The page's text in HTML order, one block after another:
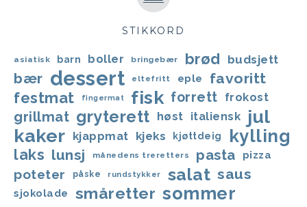
STIKKORD
asiatisk barn boller bringebær brød budsjett
bær dessert eltefritt eple favoritt
festmat fingermat fisk forrett frokost
grillmat gryterett høst italiensk
jul
kaker kjappmat kjeks kjøttdeig kylling
laks lunsj månedens treretters pasta pizza
poteter påske rundstykker salat saus
sjokolade småretter sommer